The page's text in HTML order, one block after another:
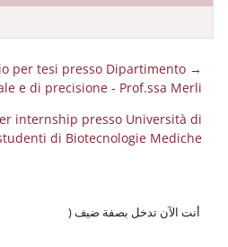
laboratorio per tesi
Traslazionale e di
di summer internship
Marsiglia per gli studenti di
ضيف (تسجيل الدخول)